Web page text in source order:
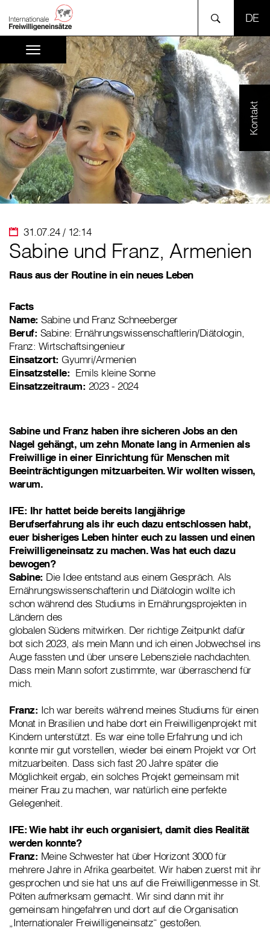
Kontakt
31.07.24 / 12:14
Sabine und Franz, Armenien
Raus aus der Routine in ein neues Leben
Facts
Name: Sabine und Franz Schneeberger
Beruf: Sabine: Ernährungswissenschaftlerin/Diätologin,
Franz: Wirtschaftsingenieur
Einsatzort: Gyumri/Armenien
Einsatzstelle: Emils kleine Sonne
Einsatzzeitraum: 2023 - 2024
Sabine und Franz haben ihre sicheren Jobs an den
Nagel gehängt, um zehn Monate lang in Armenien als
Freiwillige in einer Einrichtung für Menschen mit
Beeinträchtigungen mitzuarbeiten. Wir wollten wissen,
warum.
IFE: Ihr hattet beide bereits langjährige
Berufserfahrung als ihr euch dazu entschlossen habt,
euer bisheriges Leben hinter euch zu lassen und einen
Freiwilligeneinsatz zu machen. Was hat euch dazu
bewogen?
Sabine: Die Idee entstand aus einem Gespräch. Als
Ernährungswissenschafterin und Diätologin wollte ich
schon während des Studiums in Ernährungsprojekten in
Ländern des
globalen Südens mitwirken. Der richtige Zeitpunkt dafür
bot sich 2023, als mein Mann und ich einen Jobwechsel ins
Auge fassten und über unsere Lebensziele nachdachten.
Dass mein Mann sofort zustimmte, war überraschend für
mich.
Franz: Ich war bereits während meines Studiums für einen
Monat in Brasilien und habe dort ein Freiwilligenprojekt mit
Kindern unterstützt. Es war eine tolle Erfahrung und ich
konnte mir gut vorstellen, wieder bei einem Projekt vor Ort
mitzuarbeiten. Dass sich fast 20 Jahre später die
Möglichkeit ergab, ein solches Projekt gemeinsam mit
meiner Frau zu machen, war natürlich eine perfekte
Gelegenheit.
IFE: Wie habt ihr euch organisiert, damit dies Realität
werden konnte?
Franz: Meine Schwester hat über Horizont 3000 für
mehrere Jahre in Afrika gearbeitet. Wir haben zuerst mit ihr
gesprochen und sie hat uns auf die Freiwilligenmesse in St.
Pölten aufmerksam gemacht. Wir sind dann mit ihr
gemeinsam hingefahren und dort auf die Organisation
„Internationaler Freiwilligeneinsatz“ gestoßen.